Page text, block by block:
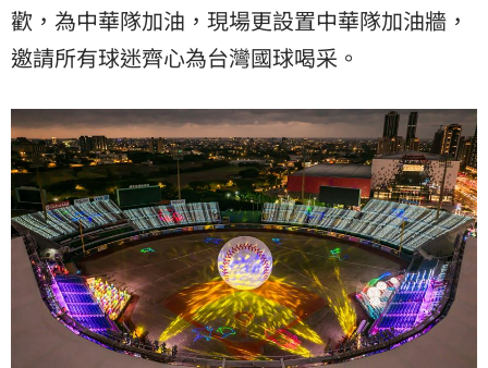
歡，為中華隊加油，現場更設置中華隊加油牆，
邀請所有球迷齊心為台灣國球喝采。